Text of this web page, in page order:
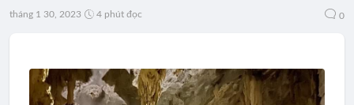
tháng 1 30, 2023 4 phút đọc 0